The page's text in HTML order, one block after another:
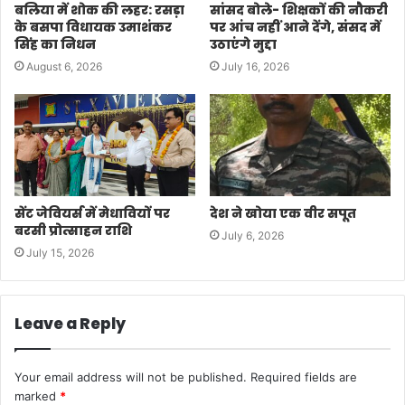
बलिया में शोक की लहर: रसड़ा
के बसपा विधायक उमाशंकर
सिंह का निधन
August 6, 2026
सांसद बोले- शिक्षकों की नौकरी
पर आंच नहीं आने देंगे, संसद में
उठाएंगे मुद्दा
July 16, 2026
सेंट जेवियर्स में मेधावियों पर
बरसी प्रोत्साहन राशि
July 15, 2026
देश ने खोया एक वीर सपूत
July 6, 2026
Leave a Reply
Your email address will not be published. Required fields are
marked *